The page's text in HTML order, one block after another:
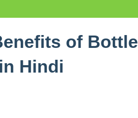
of Bottle
Hindi